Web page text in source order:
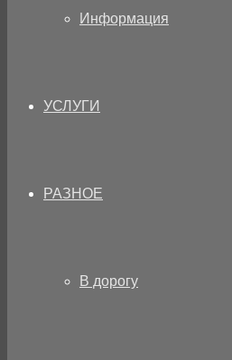
Информация
УСЛУГИ
РАЗНОЕ
В дорогу